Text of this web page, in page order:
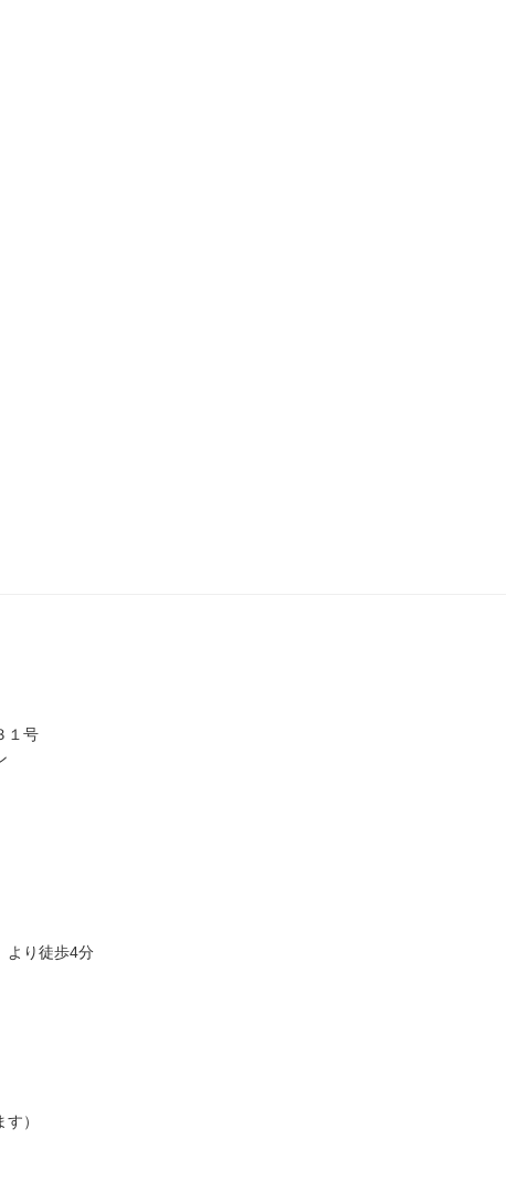
１号
より徒歩4分
）